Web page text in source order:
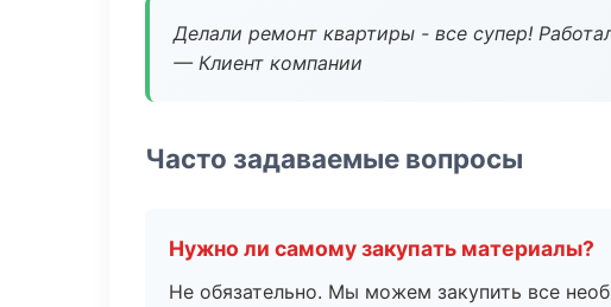
Делали ремонт квартиры - все супер!
— Клиент компании
Часто задаваемые вопросы
Нужно ли самому закупать материалы?
Не обязательно. Мы можем закупить все